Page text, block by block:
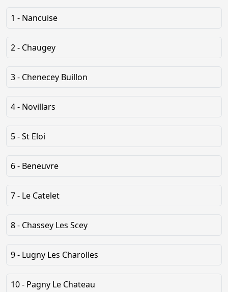
1 - Nancuise
2 - Chaugey
3 - Chenecey Buillon
4 - Novillars
5 - St Eloi
6 - Beneuvre
7 - Le Catelet
8 - Chassey Les Scey
9 - Lugny Les Charolles
10 - Pagny Le Chateau